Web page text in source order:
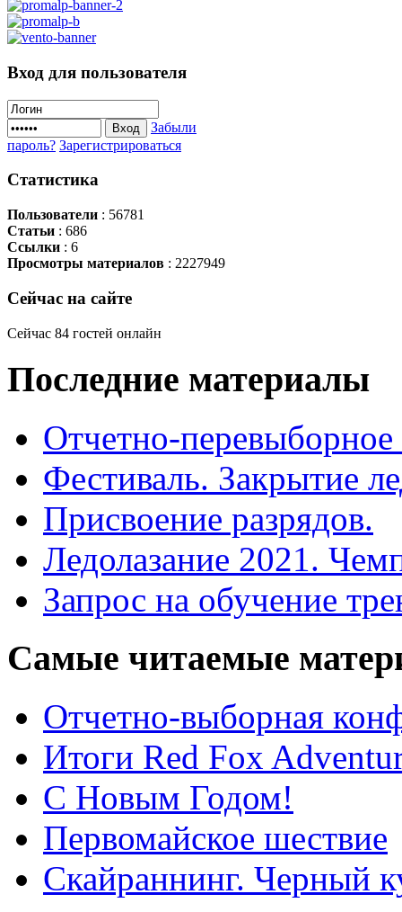
Вход для пользователя
Вход
Забыли
пароль? Зарегистрироваться
Статистика
Пользователи : 56781
Статьи : 686
Ссылки : 6
Просмотры материалов : 2227949
Сейчас на сайте
Сейчас 84 гостей онлайн
Последние материалы
Отчетно-перевыборное
Фестиваль. Закрытие
Присвоение разрядов.
Ледолазание 2021.
Запрос на обучение
Самые читаемые
Отчетно-выборная
Итоги Red Fox
С Новым Годом!
Первомайское шествие
Скайраннинг. Черный